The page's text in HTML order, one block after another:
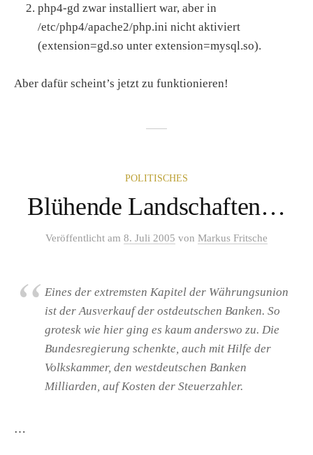
php4-gd zwar installiert war, aber in
/etc/php4/apache2/php.ini nicht aktiviert
(extension=gd.so unter extension=mysql.so).
Aber dafür scheint’s jetzt zu funktionieren!
POLITISCHES
Blühende Landschaften…
Veröffentlicht am 8. Juli 2005 von Markus Fritsche
Eines der extremsten Kapitel der Währungsunion
ist der Ausverkauf der ostdeutschen Banken. So
grotesk wie hier ging es kaum anderswo zu. Die
Bundesregierung schenkte, auch mit Hilfe der
Volkskammer, den westdeutschen Banken
Milliarden, auf Kosten der Steuerzahler.
…